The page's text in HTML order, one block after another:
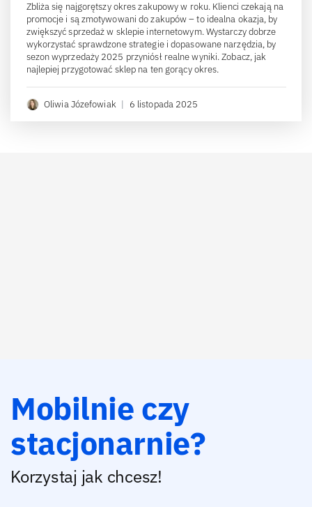
Zbliża się najgorętszy okres zakupowy w roku. Klienci czekają na
promocje i są zmotywowani do zakupów – to idealna okazja, by
zwiększyć sprzedaż w sklepie internetowym. Wystarczy dobrze
wykorzystać sprawdzone strategie i dopasowane narzędzia, by
sezon wyprzedaży 2025 przyniósł realne wyniki. Zobacz, jak
najlepiej przygotować sklep na ten gorący okres.
Oliwia Józefowiak | 6 listopada 2025
Mobilnie czy
stacjonarnie?
Korzystaj jak chcesz!